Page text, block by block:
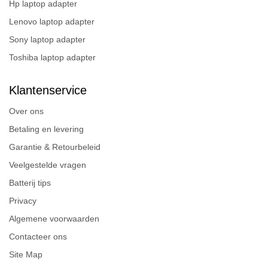
Hp laptop adapter
Lenovo laptop adapter
Sony laptop adapter
Toshiba laptop adapter
Klantenservice
Over ons
Betaling en levering
Garantie & Retourbeleid
Veelgestelde vragen
Batterij tips
Privacy
Algemene voorwaarden
Contacteer ons
Site Map